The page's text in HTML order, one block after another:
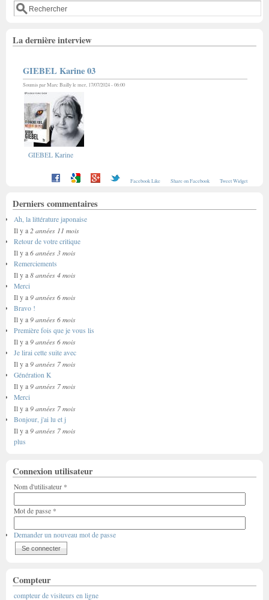
La dernière interview
GIEBEL Karine 03
Soumis parMarc Baillyle mer, 17/07/2024 - 06:00
GIEBEL Karine
Facebook Like Share on Facebook Tweet Widget
Derniers commentaires
Ah, la littérature japonaise
Il y a 2 années 11 mois
Retour de votre critique
Il y a 6 années 3 mois
Remerciements
Il y a 8 années 4 mois
Merci
Il y a 9 années 6 mois
Bravo !
Il y a 9 années 6 mois
Première fois que je vous lis
Il y a 9 années 6 mois
Je lirai cette suite avec
Il y a 9 années 7 mois
Génération K
Il y a 9 années 7 mois
Merci
Il y a 9 années 7 mois
Bonjour, j'ai lu et j
Il y a 9 années 7 mois
plus
Connexion utilisateur
Nom d'utilisateur *
Mot de passe *
Demander un nouveau mot de passe
Compteur
compteur de visiteurs en ligne